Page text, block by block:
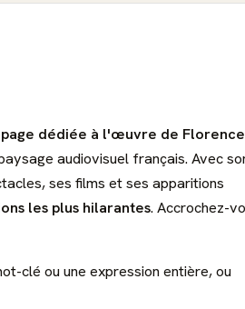
page dédiée à l'œuvre de Florence
audiovisuel français. Avec
ses films et ses apparitions
les plus hilarantes. Accrochez-
clé ou une expression entière, ou